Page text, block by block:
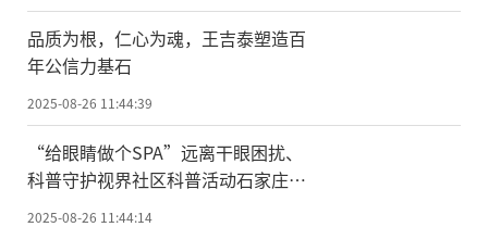
品质为根，仁心为魂，王吉泰塑造百
年公信力基石
2025-08-26 11:44:39
“给眼睛做个SPA”远离干眼困扰、
科普守护视界社区科普活动石家庄站
圆满落幕
2025-08-26 11:44:14